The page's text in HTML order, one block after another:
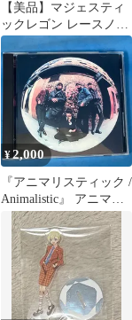
【美品】マジェスティ
ックレゴン レースノー
スリドッキングワンピ
M グレー
¥2,000
『アニマリスティック /
Animalistic』 アニマル
ズ / The Animals
Daughter Street Records
GOLD S.95001